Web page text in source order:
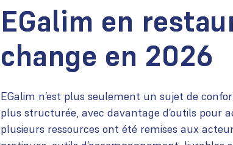
EGalim en
change en 2026
EGalim n’est plus seulement un sujet de
plus structurée, avec davantage d’outils pour
plusieurs ressources ont été remises aux